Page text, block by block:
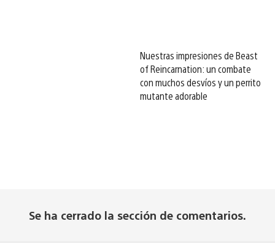
Nuestras impresiones de Beast
of Reincarnation: un combate
con muchos desvíos y un perrito
mutante adorable
Se ha cerrado la sección de comentarios.